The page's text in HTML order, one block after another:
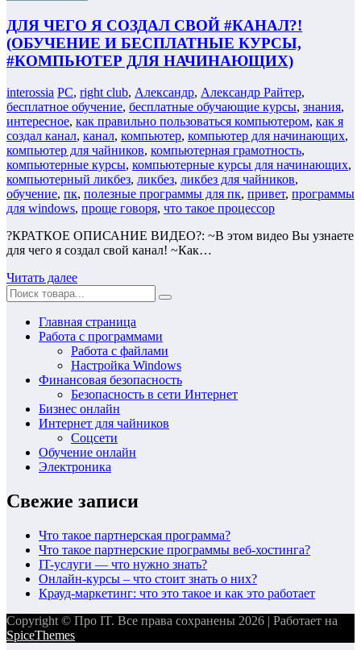
ДЛЯ ЧЕГО Я СОЗДАЛ СВОЙ #КАНАЛ?!
(ОБУЧЕНИЕ И БЕСПЛАТНЫЕ КУРСЫ,
#КОМПЬЮТЕР ДЛЯ НАЧИНАЮЩИХ)
interossia PC, right club, Александр, Александр Райтер,
бесплатное обучение, бесплатные обучающие курсы, знания,
интересное, как правильно пользоваться компьютером, как я
создал канал, канал, компьютер, компьютер для начинающих,
компьютер для чайников, компьютерная грамотность,
компьютерные курсы, компьютерные курсы для начинающих,
компьютерный ликбез, ликбез, ликбез для чайников,
обучение, пк, полезные программы для пк, привет, программы
для windows, проще говоря, что такое процессор
?КРАТКОЕ ОПИСАНИЕ ВИДЕО?: ~В этом видео Вы узнаете
для чего я создал свой канал! ~Как…
Читать далее
Главная страница
Работа с программами
Работа с файлами
Настройка Windows
Финансовая безопасность
Безопасность в сети Интернет
Бизнес онлайн
Интернет для чайников
Соцсети
Обучение онлайн
Электроника
Свежие записи
Что такое партнерская программа?
Что такое партнерские программы веб-хостинга?
IT-услуги — что нужно знать?
Онлайн-курсы – что стоит знать о них?
Крауд-маркетинг: что это такое и как это работает
Copyright © Про IT. Все права сохранены 2026 | Работает на
SpiceThemes